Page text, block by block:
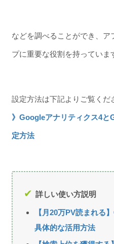
などを調べることができ、ア
プに重要な役割を持っていま
設定方法は下記よりご覧くだ
》Googleアナリティクス4と
定方法
詳しい使い方説明
【月20万PV読まれる
具体的な活用方法